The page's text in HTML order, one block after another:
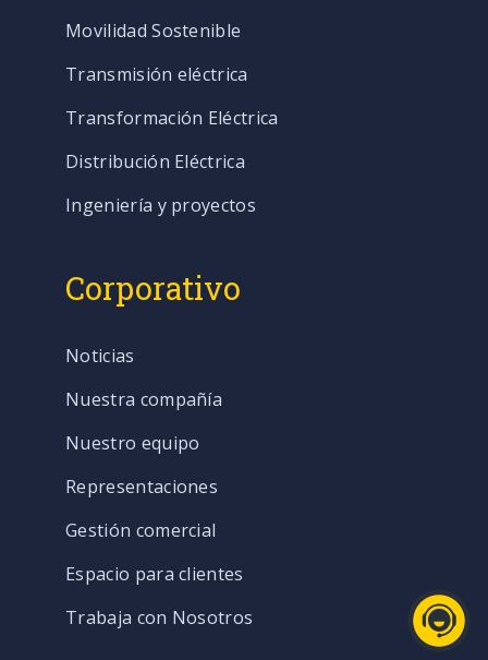
Movilidad Sostenible
Transmisión eléctrica
Transformación Eléctrica
Distribución Eléctrica
Ingeniería y proyectos
Corporativo
Noticias
Nuestra compañía
Nuestro equipo
Representaciones
Gestión comercial
Espacio para clientes
Trabaja con Nosotros